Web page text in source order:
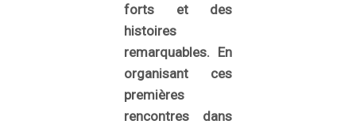
forts et des
histoires
remarquables. En
organisant ces
premières
rencontres dans